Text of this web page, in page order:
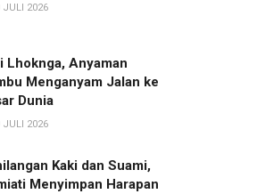
2026
Lhoknga, Anyaman
Menganyam Jalan ke
Dunia
2026
Kaki dan Suami,
Menyimpan Harapan